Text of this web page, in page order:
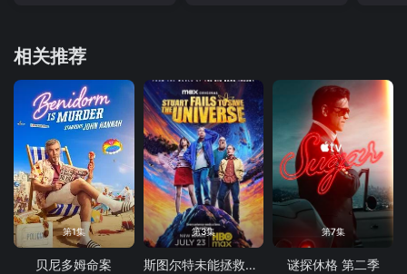
相关推荐
第1集
贝尼多姆命案
第3集
斯图尔特未能拯救宇宙
第7集
谜探休格 第二季